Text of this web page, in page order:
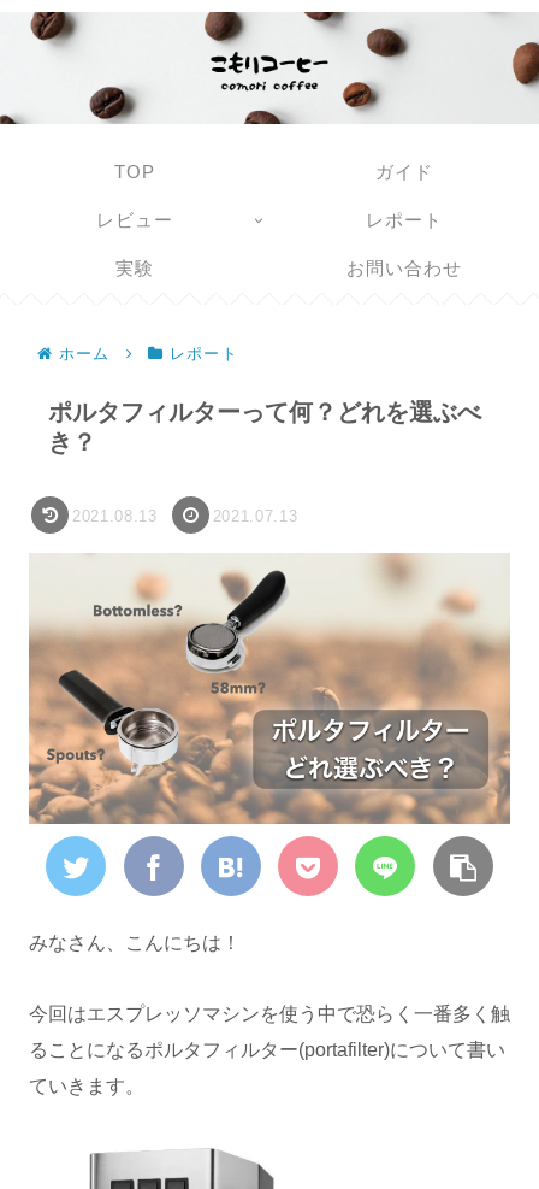
TOP ガイド
レビュー レポート
実験 お問い合わせ
ホーム レポート
ポルタフィルターって何？どれを選ぶべ
き？
2021.08.13 2021.07.13
みなさん、こんにちは！
今回はエスプレッソマシンを使う中で恐らく一番多く触
ることになるポルタフィルター(portafilter)について書い
ていきます。